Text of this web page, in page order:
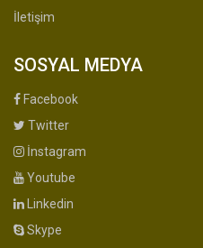
İletişim
SOSYAL MEDYA
Facebook
Twitter
İnstagram
Youtube
Linkedin
Skype